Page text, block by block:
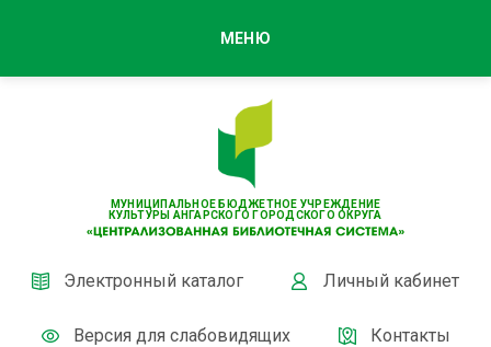
МУНИЦИПАЛЬНОЕ БЮДЖЕТНОЕ УЧРЕЖДЕНИЕ
КУЛЬТУРЫ АНГАРСКОГО ГОРОДСКОГО ОКРУГА
Электронный каталог Личный кабинет
Версия для слабовидящих Контакты
МЕНЮ